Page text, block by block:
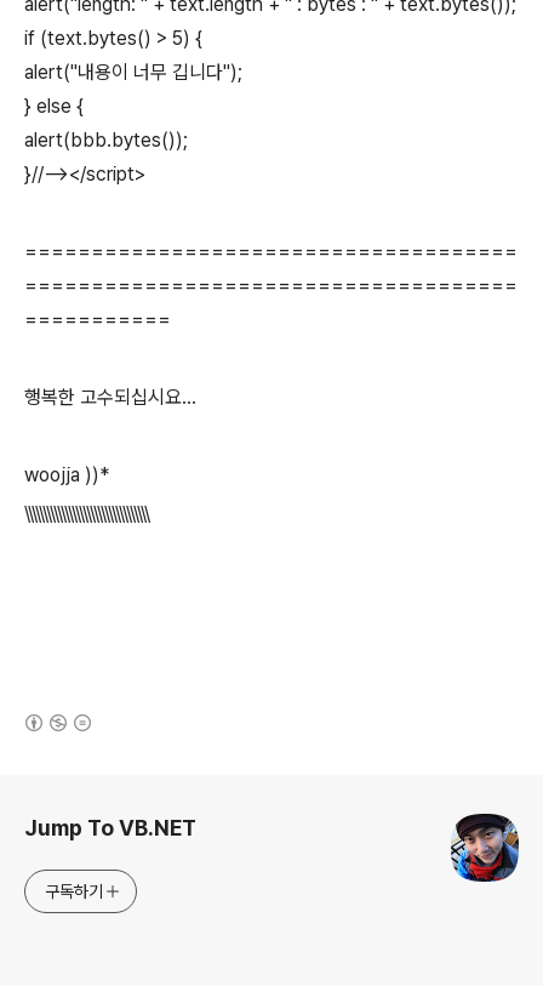
if (text.bytes() > 5) {
alert("내용이 너무 깁니다");
} else {
alert(bbb.bytes());
}//--></script>
=====================================
=====================================
===========
행복한 고수되십시요...
woojja ))*
\\\\\\\\\\\\\\\\\\\\\\\\\\\\\\\\\\
Jump To VB.NET
구독하기